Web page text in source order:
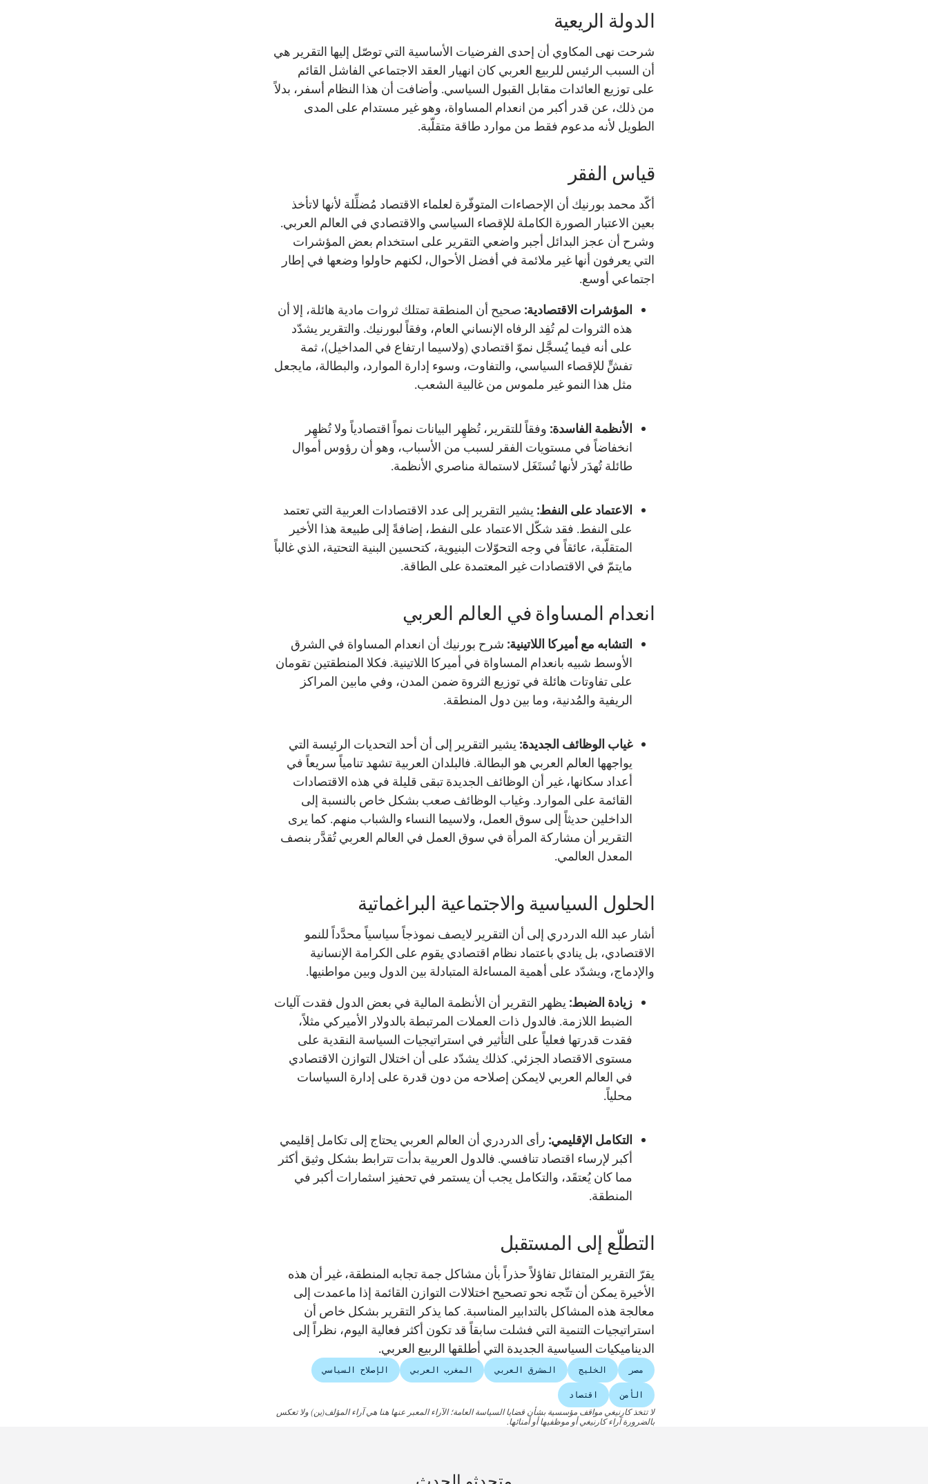
الدولة الريعية
شرحت نهى المكاوي أن إحدى الفرضيات الأساسية التي توصّل إليها التقرير هي
أن السبب الرئيس للربيع العربي كان انهيار العقد الاجتماعي الفاشل القائم
على توزيع العائدات مقابل القبول السياسي. وأضافت أن هذا النظام أسفر، بدلاً
من ذلك، عن قدر أكبر من انعدام المساواة، وهو غير مستدام على المدى
الطويل لأنه مدعوم فقط من موارد طاقة متقلّبة.
قياس الفقر
أكّد محمد بورنيك أن الإحصاءات المتوفّرة لعلماء الاقتصاد مُضلِّلة لأنها لاتأخذ
بعين الاعتبار الصورة الكاملة للإقصاء السياسي والاقتصادي في العالم العربي.
وشرح أن عجز البدائل أجبر واضعي التقرير على استخدام بعض المؤشرات
التي يعرفون أنها غير ملائمة في أفضل الأحوال، لكنهم حاولوا وضعها في إطار
اجتماعي أوسع.
المؤشرات الاقتصادية: صحيح أن المنطقة تمتلك ثروات مادية هائلة، إلا أن
هذه الثروات لم تُفِد الرفاه الإنساني العام، وفقاً لبورنيك. والتقرير يشدّد
على أنه فيما يُسجَّل نموّ اقتصادي (ولاسيما ارتفاع في المداخيل)، ثمة
تفشٍّ للإقصاء السياسي، والتفاوت، وسوء إدارة الموارد، والبطالة، مايجعل
مثل هذا النمو غير ملموس من غالبية الشعب.
الأنظمة الفاسدة: وفقاً للتقرير، تُظهِر البيانات نمواً اقتصادياً ولا تُظهِر
انخفاضاً في مستويات الفقر لسبب من الأسباب، وهو أن رؤوس أموال
طائلة تُهدَر لأنها تُستَغَل لاستمالة مناصري الأنظمة.
الاعتماد على النفط: يشير التقرير إلى عدد الاقتصادات العربية التي تعتمد
على النفط. فقد شكّل الاعتماد على النفط، إضافةً إلى طبيعة هذا الأخير
المتقلّبة، عائقاً في وجه التحوّلات البنيوية، كتحسين البنية التحتية، الذي غالباً
مايتمّ في الاقتصادات غير المعتمدة على الطاقة.
انعدام المساواة في العالم العربي
التشابه مع أميركا اللاتينية: شرح بورنيك أن انعدام المساواة في الشرق
الأوسط شبيه بانعدام المساواة في أميركا اللاتينية. فكلا المنطقتين تقومان
على تفاوتات هائلة في توزيع الثروة ضمن المدن، وفي مابين المراكز
الريفية والمُدنية، وما بين دول المنطقة.
غياب الوظائف الجديدة: يشير التقرير إلى أن أحد التحديات الرئيسة التي
يواجهها العالم العربي هو البطالة. فالبلدان العربية تشهد تنامياً سريعاً في
أعداد سكانها، غير أن الوظائف الجديدة تبقى قليلة في هذه الاقتصادات
القائمة على الموارد. وغياب الوظائف صعب بشكل خاص بالنسبة إلى
الداخلين حديثاً إلى سوق العمل، ولاسيما النساء والشباب منهم. كما يرى
التقرير أن مشاركة المرأة في سوق العمل في العالم العربي تُقدَّر بنصف
المعدل العالمي.
الحلول السياسية والاجتماعية البراغماتية
أشار عبد الله الدردري إلى أن التقرير لايصف نموذجاً سياسياً محدَّداً للنمو
الاقتصادي، بل ينادي باعتماد نظام اقتصادي يقوم على الكرامة الإنسانية
والإدماج، ويشدّد على أهمية المساءلة المتبادلة بين الدول وبين مواطنيها.
زيادة الضبط: يظهر التقرير أن الأنظمة المالية في بعض الدول فقدت آليات
الضبط اللازمة. فالدول ذات العملات المرتبطة بالدولار الأميركي مثلاً،
فقدت قدرتها فعلياً على التأثير في استراتيجيات السياسة النقدية على
مستوى الاقتصاد الجزئي. كذلك يشدّد على أن اختلال التوازن الاقتصادي
في العالم العربي لايمكن إصلاحه من دون قدرة على إدارة السياسات
محلياً.
التكامل الإقليمي: رأى الدردري أن العالم العربي يحتاج إلى تكامل إقليمي
أكبر لإرساء اقتصاد تنافسي. فالدول العربية بدأت تترابط بشكل وثيق أكثر
مما كان يُعتقَد، والتكامل يجب أن يستمر في تحفيز اسثمارات أكبر في
المنطقة.
التطلّع إلى المستقبل
يقرّ التقرير المتفائل تفاؤلاً حذراً بأن مشاكل جمة تجابه المنطقة، غير أن هذه
الأخيرة يمكن أن تتّجه نحو تصحيح اختلالات التوازن القائمة إذا ماعمدت إلى
معالجة هذه المشاكل بالتدابير المناسبة. كما يذكر التقرير بشكل خاص أن
استراتيجيات التنمية التي فشلت سابقاً قد تكون أكثر فعالية اليوم، نظراً إلى
الديناميكيات السياسية الجديدة التي أطلقها الربيع العربي.
مصر الخليج المشرق العربي المغرب العربي الإصلاح السياسي
الأمن اقتصاد
لا تتخذ كارنيغي مواقف مؤسسية بشأن قضايا السياسة العامة؛ الآراء المعبر عنها هنا هي آراء المؤلف(ين) ولا تعكس
بالضرورة آراء كارنيغي أو موظفيها أو أمنائها.